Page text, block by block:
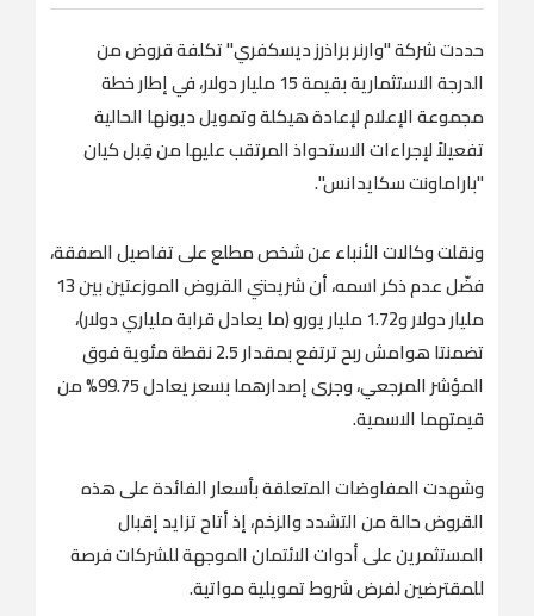
حددت شركة "وارنر براذرز ديسكفري" تكلفة قروض من
الدرجة الاستثمارية بقيمة 15 مليار دولار، في إطار خطة
مجموعة الإعلام لإعادة هيكلة وتمويل ديونها الحالية
تفعيلاً لإجراءات الاستحواذ المرتقب عليها من قِبل كيان
"باراماونت سكايدانس".
ونقلت وكالات الأنباء عن شخص مطلع على تفاصيل الصفقة،
فضّل عدم ذكر اسمه، أن شريحتي القروض الموزعتين بين 13
مليار دولار و1.72 مليار يورو (ما يعادل قرابة ملياري دولار)،
تضمنتا هوامش ربح ترتفع بمقدار 2.5 نقطة مئوية فوق
المؤشر المرجعي، وجرى إصدارهما بسعر يعادل 99.75% من
قيمتهما الاسمية.
وشهدت المفاوضات المتعلقة بأسعار الفائدة على هذه
القروض حالة من التشدد والزخم، إذ أتاح تزايد إقبال
المستثمرين على أدوات الائتمان الموجهة للشركات فرصة
للمقترضين لفرض شروط تمويلية مواتية.